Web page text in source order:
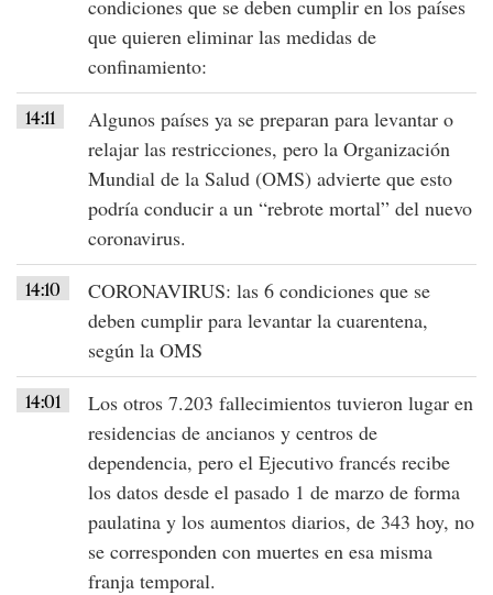
condiciones que se deben cumplir en los países
que quieren eliminar las medidas de
confinamiento:
14:11
Algunos países ya se preparan para levantar o
relajar las restricciones, pero la Organización
Mundial de la Salud (OMS) advierte que esto
podría conducir a un “rebrote mortal” del nuevo
coronavirus.
14:10
CORONAVIRUS: las 6 condiciones que se
deben cumplir para levantar la cuarentena,
según la OMS
14:01
Los otros 7.203 fallecimientos tuvieron lugar en
residencias de ancianos y centros de
dependencia, pero el Ejecutivo francés recibe
los datos desde el pasado 1 de marzo de forma
paulatina y los aumentos diarios, de 343 hoy, no
se corresponden con muertes en esa misma
franja temporal.